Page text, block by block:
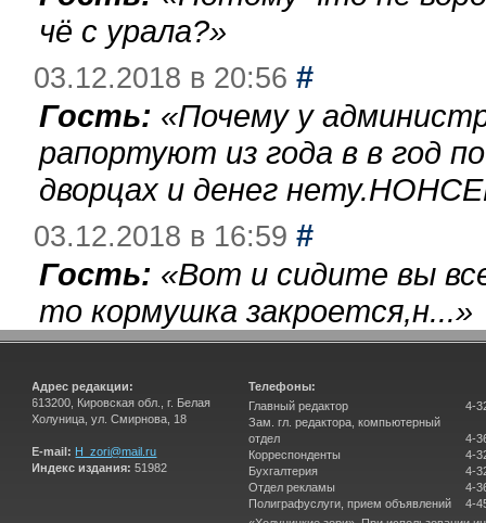
чё с урала?»
03.12.2018 в 20:56 #
Гость: «Почему у
рапортуют из года в в год
дворцах и денег
03.12.2018 в 16:59 #
Гость: «Вот и сидите вы
то кормушка закроется,н...»
Адрес редакции:
613200, Кировская обл., г. Белая
Холуница, ул. Смирнова, 18
E-mail: H_zori@mail.ru
Индекс издания: 51982
Телефоны:
Главный редактор
Зам. гл. редактора, компьютерный
отдел
Корреспонденты
Бухгалтерия
Отдел рекламы
Полиграфуслуги, прием объявлений
4-
4-
4-
4-
4-
4-